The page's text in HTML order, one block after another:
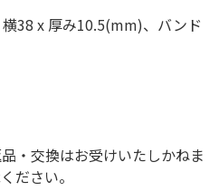
38 x 厚み10.5(mm)、バンド
・交換はお受けいたしかねま
ださい。